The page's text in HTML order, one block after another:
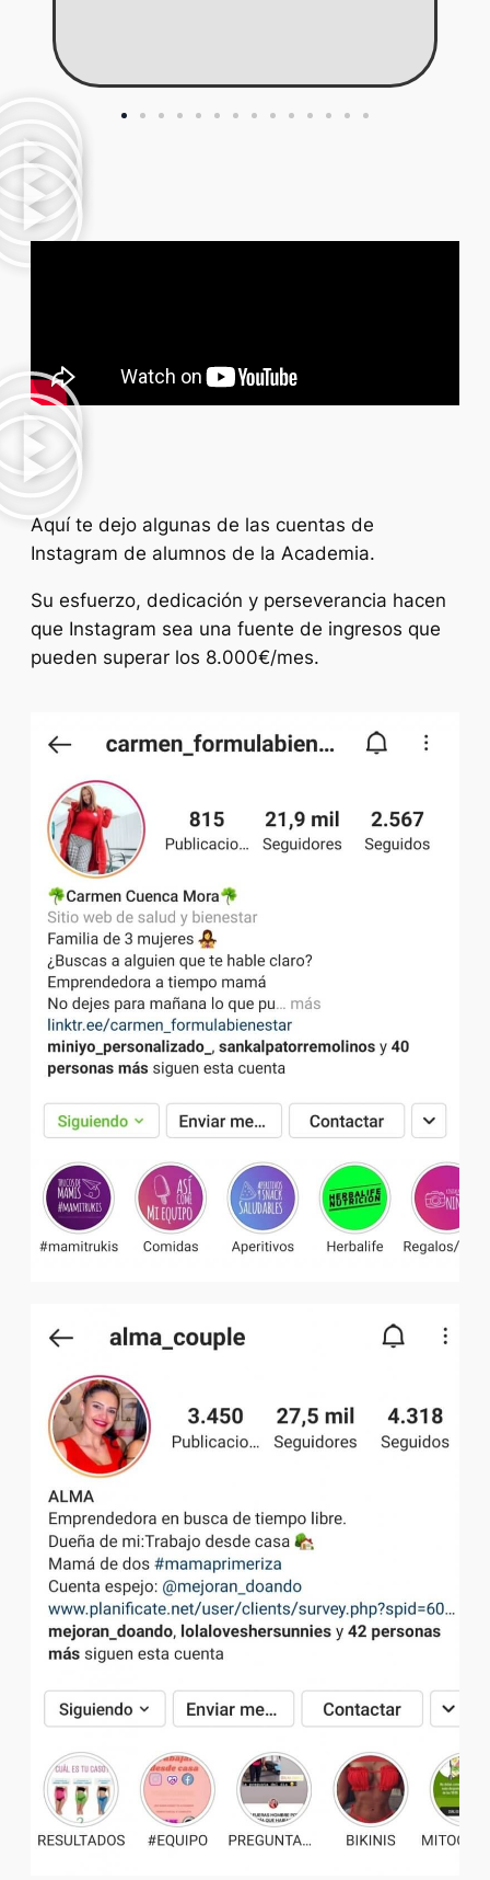
Aquí te dejo algunas de las cuentas de
Instagram de alumnos de la Academia.
Su esfuerzo, dedicación y perseverancia hacen
que Instagram sea una fuente de ingresos que
pueden superar los 8.000€/mes.